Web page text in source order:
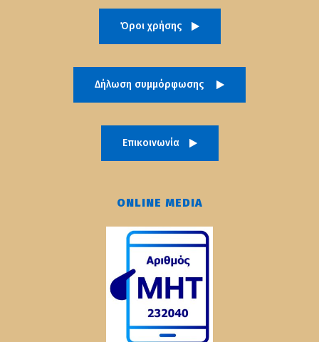
Όροι χρήσης
Δήλωση συμμόρφωσης
Επικοινωνία
ONLINE MEDIA